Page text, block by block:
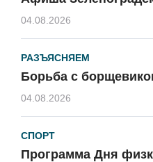
04.08.2026
РАЗЪЯСНЯЕМ
Борьба с
04.08.2026
СПОРТ
Программа Дня